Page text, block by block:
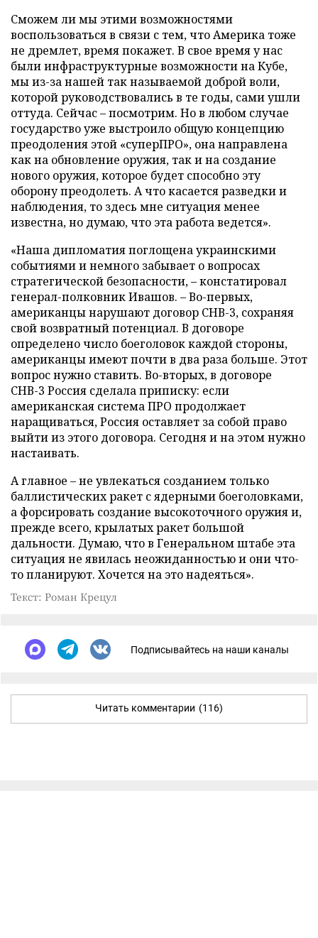
Сможем ли мы этими возможностями
воспользоваться в связи с тем, что Америка тоже
не дремлет, время покажет. В свое время у нас
были инфраструктурные возможности на Кубе,
мы из-за нашей так называемой доброй воли,
которой руководствовались в те годы, сами ушли
оттуда. Сейчас – посмотрим. Но в любом случае
государство уже выстроило общую концепцию
преодоления этой «суперПРО», она направлена
как на обновление оружия, так и на создание
нового оружия, которое будет способно эту
оборону преодолеть. А что касается разведки и
наблюдения, то здесь мне ситуация менее
известна, но думаю, что эта работа ведется».
«Наша дипломатия поглощена украинскими
событиями и немного забывает о вопросах
стратегической безопасности, – констатировал
генерал-полковник Ивашов. – Во-первых,
американцы нарушают договор СНВ-3, сохраняя
свой возвратный потенциал. В договоре
определено число боеголовок каждой стороны,
американцы имеют почти в два раза больше. Этот
вопрос нужно ставить. Во-вторых, в договоре
СНВ-3 Россия сделала приписку: если
американская система ПРО продолжает
наращиваться, Россия оставляет за собой право
выйти из этого договора. Сегодня и на этом нужно
настаивать.
А главное – не увлекаться созданием только
баллистических ракет с ядерными боеголовками,
а форсировать создание высокоточного оружия и,
прежде всего, крылатых ракет большой
дальности. Думаю, что в Генеральном штабе эта
ситуация не явилась неожиданностью и они что-
то планируют. Хочется на это надеяться».
Текст: Роман Крецул
Подписывайтесь на наши каналы
Читать комментарии (116)